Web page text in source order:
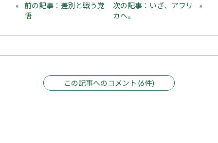
前の記事：差別と戦う覚
悟
次の記事：いざ、アフリ
カへ。
この記事へのコメント (6件)